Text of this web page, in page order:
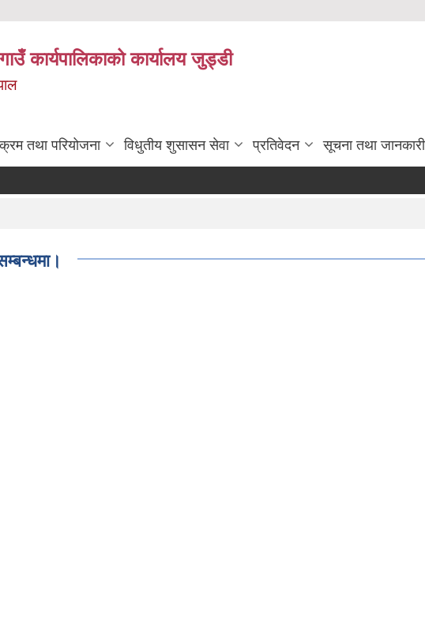
कार्यपालिकाको कार्यालय जुड्डी
तथा परियोजना विधुतीय शुसासन सेवा प्रतिवेदन सूचना तथा जानकारी